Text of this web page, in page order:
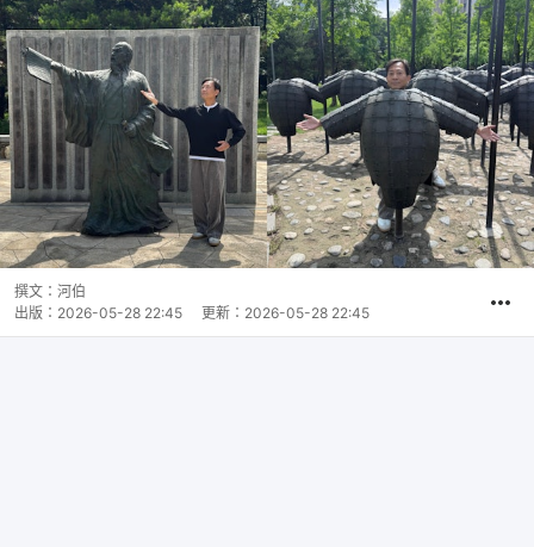
撰文： 河伯
出版： 2026-05-28 22:45 更新： 2026-05-28 22:45